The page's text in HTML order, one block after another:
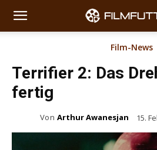
Film-News
Terrifier 2: Das
fertig
Von Arthur Awanesjan 15.